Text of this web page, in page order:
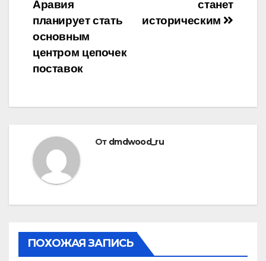
по
записям
станет
историческим
Аравия
планирует стать
основным
центром цепочек
поставок
От dmdwood_ru
ПОХОЖАЯ ЗАПИСЬ